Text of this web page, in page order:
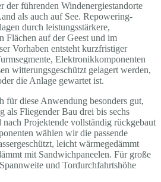
der führenden Windenergiestandorte
als auch auf See. Repowering-
durch leistungsstärkere,
Flächen auf der Geest und im
Vorhaben entsteht kurzfristiger
Elektronikkomponenten
witterungsgeschützt gelagert werden,
die Anlage gewartet ist.
für diese Anwendung besonders gut,
als Fliegender Bau drei bis sechs
Projektende vollständig rückgebaut
wählen wir die passende
leicht wärmegedämmt
mit Sandwichpaneelen. Für große
und Tordurchfahrtshöhe